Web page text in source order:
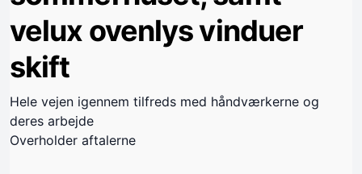
velux ovenlys vinduer
skift
Hele vejen igennem tilfreds med håndværkerne og
deres arbejde
Overholder aftalerne